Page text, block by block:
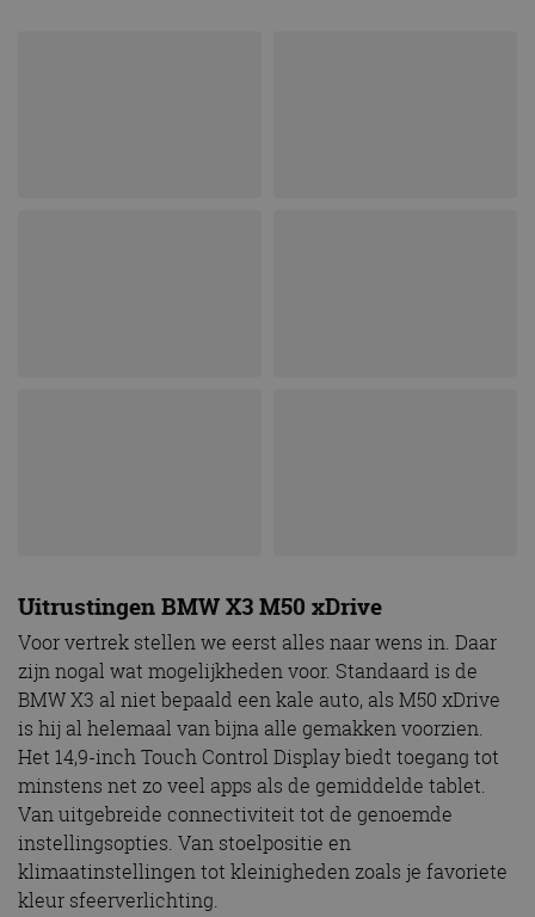
Uitrustingen BMW X3 M50 xDrive
Voor vertrek stellen we eerst alles naar wens in. Daar
zijn nogal wat mogelijkheden voor. Standaard is de
BMW X3 al niet bepaald een kale auto, als M50 xDrive
is hij al helemaal van bijna alle gemakken voorzien.
Het 14,9-inch Touch Control Display biedt toegang tot
minstens net zo veel apps als de gemiddelde tablet.
Van uitgebreide connectiviteit tot de genoemde
instellingsopties. Van stoelpositie en
klimaatinstellingen tot kleinigheden zoals je favoriete
kleur sfeerverlichting.